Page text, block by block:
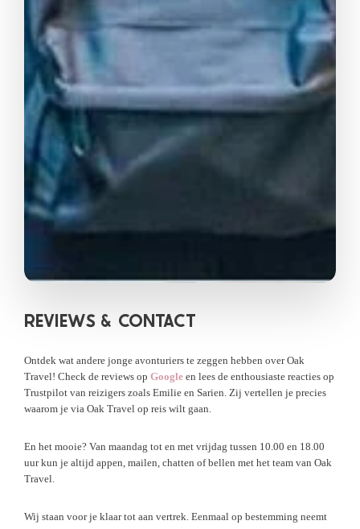
REVIEWS & CONTACT
Ontdek wat andere jonge avonturiers te zeggen hebben over Oak
Travel! Check de reviews opGoogle en lees de enthousiaste reacties op
Trustpilot van reizigers zoals Emilie en Sarien. Zij vertellen je precies
waarom je via Oak Travel op reis wilt gaan.
En het mooie? Van maandag tot en met vrijdag tussen 10.00 en 18.00
uur kun je altijd appen, mailen, chatten of bellen met het team van Oak
Travel.
Wij staan voor je klaar tot aan vertrek. Eenmaal op bestemming neemt